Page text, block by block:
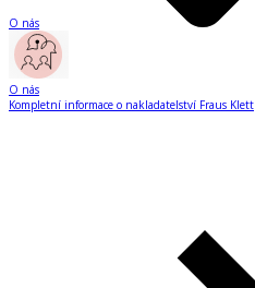
O nás
O nás
Kompletní informace o nakladatelství Fraus Klett